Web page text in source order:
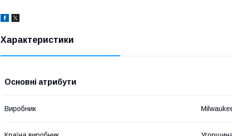
Характеристики
Основні атрибути
Виробник